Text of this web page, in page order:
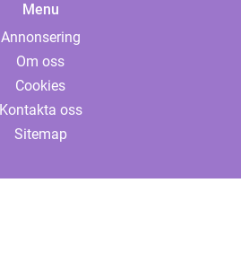
Menu
Annonsering
Om oss
Cookies
Kontakta oss
Sitemap